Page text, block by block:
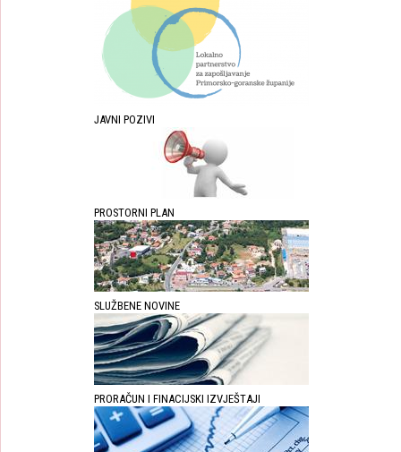
JAVNI POZIVI
PROSTORNI PLAN
SLUŽBENE NOVINE
PRORAČUN I FINACIJSKI IZVJEŠTAJI